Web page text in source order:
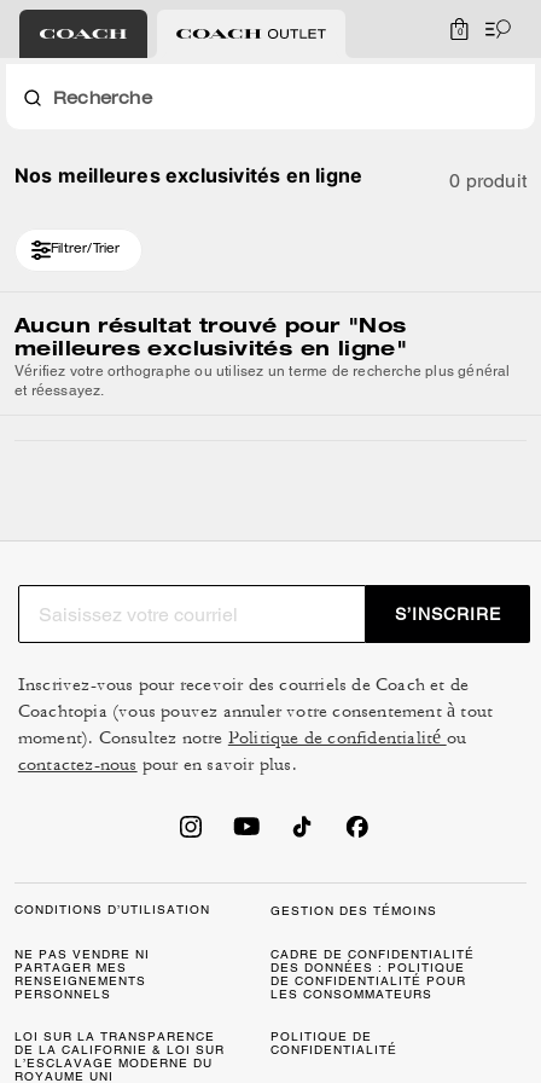
0
Recherche
Nos meilleures exclusivités en ligne 0 produit
Filtrer/Trier
Aucun résultat trouvé pour "Nos
meilleures exclusivités en ligne"
Vérifiez votre orthographe ou utilisez un terme de recherche plus général
et réessayez.
S’INSCRIRE
Inscrivez-vous pour recevoir des courriels de Coach et de
Coachtopia (vous pouvez annuler votre consentement à tout
moment). Consultez notre Politique de confidentialité ou
contactez-nous pour en savoir plus.
CONDITIONS D’UTILISATION GESTION DES TÉMOINS
NE PAS VENDRE NI
PARTAGER MES
RENSEIGNEMENTS
PERSONNELS
CADRE DE CONFIDENTIALITÉ
DES DONNÉES : POLITIQUE
DE CONFIDENTIALITÉ POUR
LES CONSOMMATEURS
LOI SUR LA TRANSPARENCE
DE LA CALIFORNIE & LOI SUR
L’ESCLAVAGE MODERNE DU
ROYAUME UNI
POLITIQUE DE
CONFIDENTIALITÉ